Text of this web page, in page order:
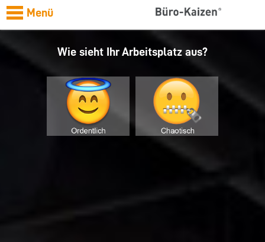
Menü
Wie sieht Ihr Arbeitsplatz aus?